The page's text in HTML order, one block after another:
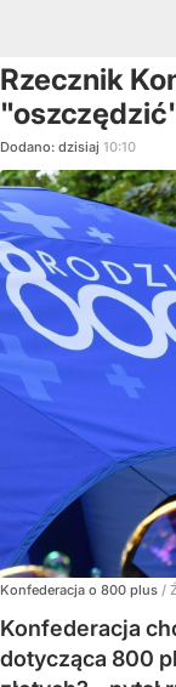
Rzecznik
Dodano: dzisiaj 10:10
Konfederacja o 800 plus /
Konfederacja
dotycząca 800